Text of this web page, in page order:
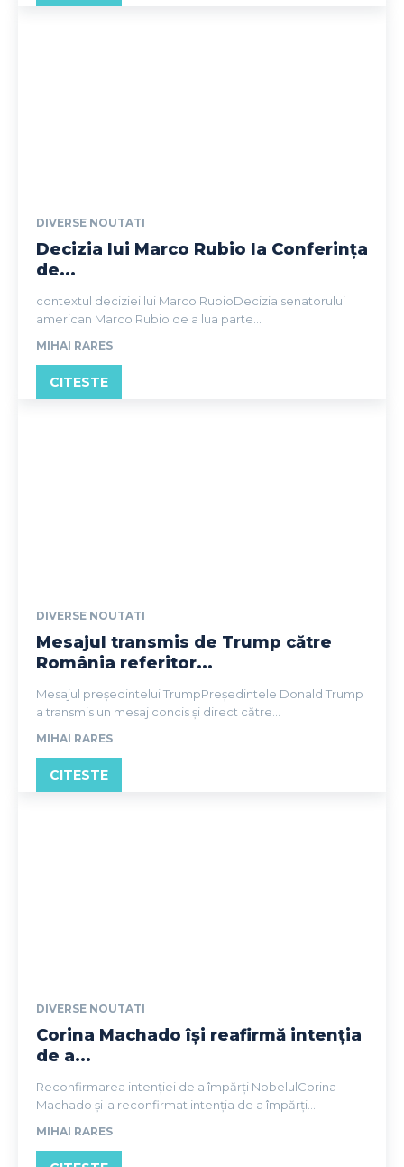
DIVERSE NOUTATI
Decizia lui Marco Rubio la Conferința
de...
contextul deciziei lui Marco RubioDecizia senatorului
american Marco Rubio de a lua parte...
MIHAI RARES
CITESTE
DIVERSE NOUTATI
Mesajul transmis de Trump către
România referitor...
Mesajul președintelui TrumpPreședintele Donald Trump
a transmis un mesaj concis și direct către...
MIHAI RARES
CITESTE
DIVERSE NOUTATI
Corina Machado își reafirmă intenția
de a...
Reconfirmarea intenției de a împărți NobelulCorina
Machado și-a reconfirmat intenția de a împărți...
MIHAI RARES